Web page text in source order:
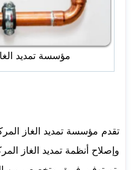
مؤسسة تمديد
تقدم مؤسسة تمديد الغاز
وإصلاح أنظمة تمديد الغاز